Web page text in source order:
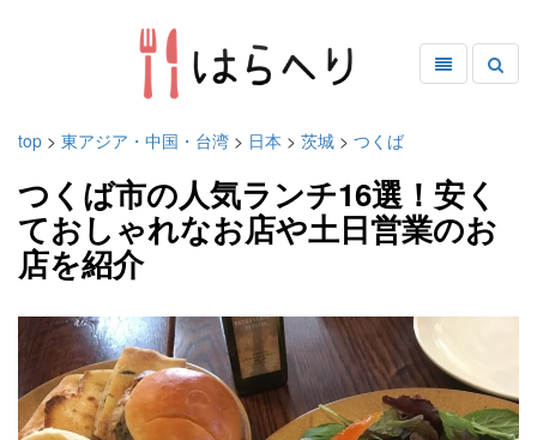
top > 東アジア・中国・台湾 > 日本 > 茨城 > つくば
つくば市の人気ランチ16選！安く
ておしゃれなお店や土日営業のお
店を紹介